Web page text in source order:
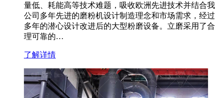
量低、耗能高等技术难题，吸收欧洲先进技术并结合我
公司多年先进的磨粉机设计制造理念和市场需求，经过
多年的潜心设计改进后的大型粉磨设备。立磨采用了合
理可靠的…
了解详情